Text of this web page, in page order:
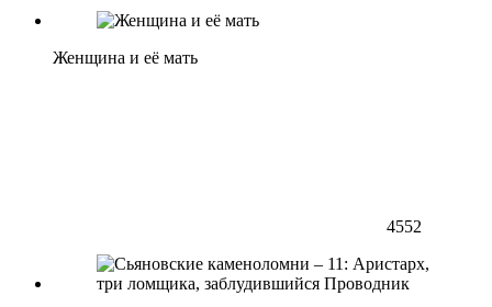
Женщина и её мать
4552